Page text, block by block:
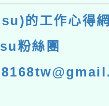
的工作心得
粉絲團